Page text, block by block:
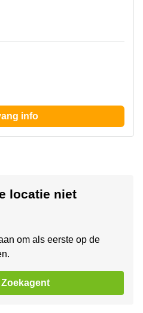
Zoom
info
locatie niet
om als eerste op de